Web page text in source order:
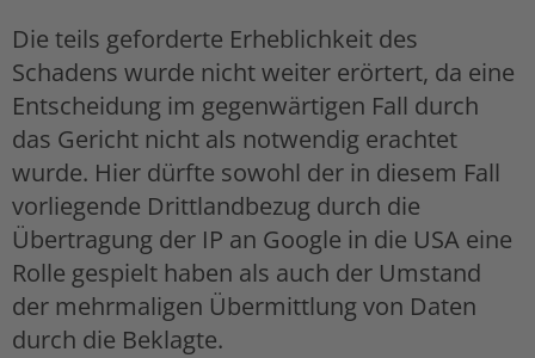
Die teils geforderte Erheblichkeit des
Schadens wurde nicht weiter erörtert, da eine
Entscheidung im gegenwärtigen Fall durch
das Gericht nicht als notwendig erachtet
wurde. Hier dürfte sowohl der in diesem Fall
vorliegende Drittlandbezug durch die
Übertragung der IP an Google in die USA eine
Rolle gespielt haben als auch der Umstand
der mehrmaligen Übermittlung von Daten
durch die Beklagte.